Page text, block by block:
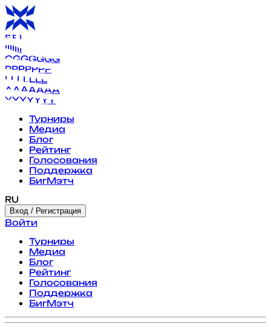
B B B
IIIIIII
GGGGGGG
PPPPPPP
L L L LLLL
A AAAAAA
YYYYY Y Y
Турниры
Медиа
Блог
Рейтинг
Голосования
Поддержка
БигМэтч
RU
Вход / Регистрация
Войти
Турниры
Медиа
Блог
Рейтинг
Голосования
Поддержка
БигМэтч